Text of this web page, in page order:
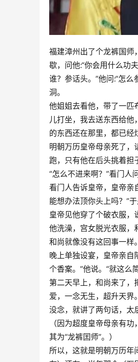
福建漳州出了个龙裤国师
歇，问他:“你会用什么功
谁？参话头。”他问:“怎
洞。
他姐姐去看他，带了一匹
儿打坐，我去送东西给
的东西还在那里，都已经
明朝万历皇帝母亲死了
跑，只有他在后头挑着担
“怎么不进来啊？”看门人
看门人告诉皇帝，皇帝亲
能想办法顶你头上吗？”
皇帝见他穿了个破衣服，
他洗澡，宫女脱光衣服，
和尚就像没有这回事一样
晚上单独设宴，皇帝亲自
个香案。”他说。“就这么
第二天早上，和尚来了，
爱，一念无生，超升天界
没念，就讲了两句话，太
（因为超度皇帝母亲有
其为“龙裤囯师”。）
所以，这就是明朝万历